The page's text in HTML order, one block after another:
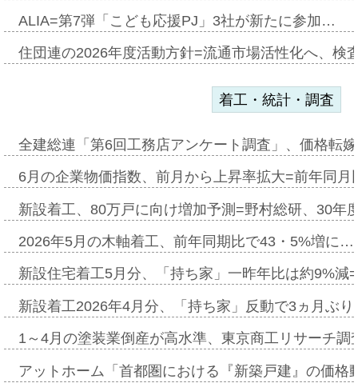
ALIA=第7弾「こども応援PJ」3社が新たに参加…
住団連の2026年度活動方針=流通市場活性化へ、検
着工・統計・調査
全建総連「第6回工務店アンケート調査」、価格転
6月の企業物価指数、前月から上昇率拡大=前年同
新設着工、80万戸に向け増加予測=野村総研、30年
2026年5月の木軸着工、前年同期比で43・5%増に…
新設住宅着工5月分、「持ち家」一昨年比は約9%
新設着工2026年4月分、「持ち家」反動で3ヵ月ぶ
1～4月の塗装業倒産が高水準、東京商工リサーチ
アットホーム「首都圏における『新築戸建』の価